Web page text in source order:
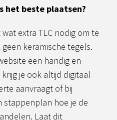
het beste plaatsen?
extra TLC nodig om te
keramische tegels.
een handig en
je ook altijd digitaal
aanvraagt of bij
stappenplan hoe je de
Laat dit